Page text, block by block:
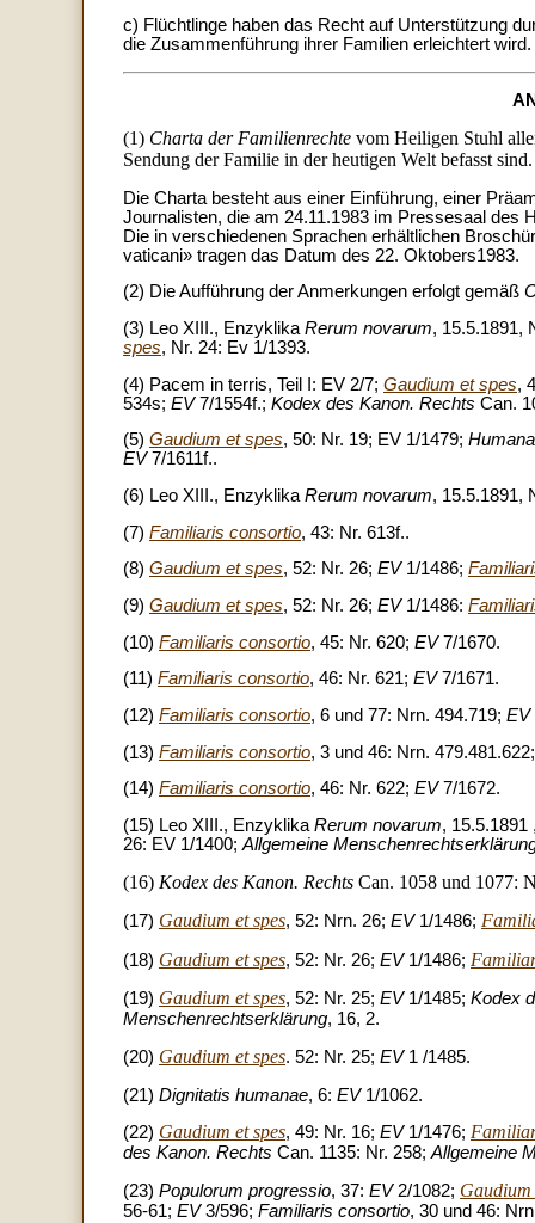
c) Flüchtlinge haben das Recht auf Unterstützung
die Zusammenführung ihrer Familien erleichtert wird.
(1) Charta der Familienrechte vom Heiligen Stuhl
Sendung der Familie in der heutigen Welt befasst sind.
Die Charta besteht aus einer Einführung, einer
Journalisten, die am 24.11.1983 im Pressesaal des
Die in verschiedenen Sprachen erhältlichen
vaticani» tragen das Datum des 22. Oktobers1983.
(2) Die Aufführung der Anmerkungen erfolgt gemäß
(3) Leo XIII., Enzyklika Rerum novarum, 15.5.1891,
spes, Nr. 24: Ev 1/1393.
(4) Pacem in terris, Teil I: EV 2/7; Gaudium et spes,
534s; EV7/1554f.; Kodex des Kanon. Rechts Can.
(5) Gaudium et spes, 50: Nr. 19; EV 1/1479;
EV7/1611f..
(6) Leo XIII., Enzyklika Rerum novarum, 15.5.1891,
(7) Familiaris consortio, 43: Nr. 613f..
(8) Gaudium et spes, 52: Nr. 26; EV1/1486;
(9) Gaudium et spes, 52: Nr. 26; EV1/1486:
(10) Familiaris consortio, 45: Nr. 620; EV7/1670.
(11) Familiaris consortio, 46: Nr. 621; EV7/1671.
(12) Familiaris consortio, 6 und 77: Nrn. 494.719; EV
(13) Familiaris consortio, 3 und 46: Nrn.
(14) Familiaris consortio, 46: Nr. 622; EV7/1672.
(15) Leo XIII., Enzyklika Rerum novarum,
26: EV 1/1400; Allgemeine
(16) Kodex des Kanon. Rechts Can. 1058 und 1077:
(17) Gaudium et spes, 52: Nrn. 26; EV1/1486;
(18) Gaudium et spes, 52: Nr. 26; EV1/1486;
(19) Gaudium et spes, 52: Nr. 25; EV1/1485; Kodex
Menschenrechtserklärung, 16, 2.
(20) Gaudium et spes. 52: Nr. 25; EV1 /1485.
(21) Dignitatis humanae, 6: EV1/1062.
(22) Gaudium et spes, 49: Nr. 16; EV1/1476;
des Kanon. Rechts Can. 1135: Nr. 258;Allgemeine
(23) Populorum progressio, 37: EV2/1082; Gaudium
56-61; EV3/596; Familiaris consortio, 30 und 46: